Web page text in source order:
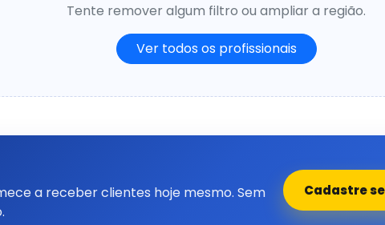
Tente remover algum filtro ou ampliar a região.
Ver todos os profissionais
a receber clientes hoje mesmo. Sem
Cadastre